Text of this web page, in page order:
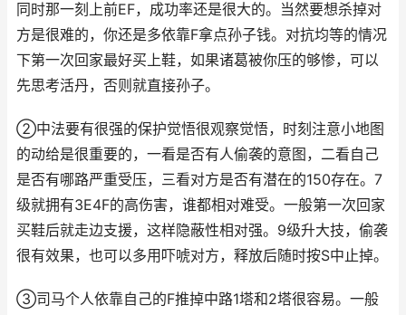
同时那一刻上前EF，成功率还是很大的。当然要想杀掉对
方是很难的，你还是多依靠F拿点孙子钱。对抗均等的情况
下第一次回家最好买上鞋，如果诸葛被你压的够惨，可以
先思考活丹，否则就直接孙子。
②中法要有很强的保护觉悟很观察觉悟，时刻注意小地图
的动给是很重要的，一看是否有人偷袭的意图，二看自己
是否有哪路严重受压，三看对方是否有潜在的150存在。7
级就拥有3E4F的高伤害，谁都相对难受。一般第一次回家
买鞋后就走边支援，这样隐蔽性相对强。9级升大技，偷袭
很有效果，也可以多用吓唬对方，释放后随时按S中止掉。
③司马个人依靠自己的F推掉中路1塔和2塔很容易。一般